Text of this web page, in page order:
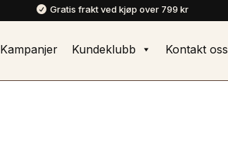
 Gratis frakt ved kjøp over 799 kr
Kampanjer Kundeklubb Kontakt oss